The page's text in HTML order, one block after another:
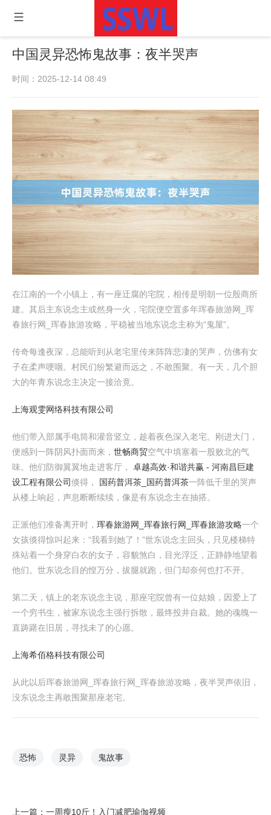
中国灵异恐怖鬼故事：夜半哭声
时间：2025-12-14 08:49
在江南的一个小镇上，有一座迂腐的宅院，相传是明朝一位殷商所
建。其后主东说念主或然身一火，宅院便空置多年珲春旅游网_珲
春旅行网_珲春旅游攻略，平稳被当地东说念主称为“鬼屋”。
传奇每逢夜深，总能听到从老宅里传来阵阵悲凄的哭声，仿佛有女
子在柔声哽咽。村民们纷繁避而远之，不敢围聚。有一天，几个胆
大的年青东说念主决定一接洽竟。
上海观雯网络科技有限公司
他们带入部属手电筒和灌音竖立，趁着夜色深入老宅。刚进大门，
便感到一阵阴风扑面而来， 世畅商贸空气中填塞着一股败北的气
味。他们防御翼翼地走进客厅， 卓越高效·和谐共赢 - 河南昌巨建
设工程有限公司倏得， 国药普洱茶_国药普洱茶一阵低千里的哭声
从楼上响起，声息断断续续，像是有东说念主在抽搭。
正派他们准备离开时， 珲春旅游网_珲春旅行网_珲春旅游攻略一个
女孩倏得惊叫起来：“我看到她了！”世东说念主回头，只见楼梯特
殊站着一个身穿白衣的女子，容貌煞白，目光浮泛，正静静地望着
他们。世东说念目的惶万分，拔腿就跑，但门却奈何也打不开。
第二天，镇上的老东说念主说，那座宅院曾有一位姑娘，因爱上了
一个穷书生，被家东说念主强行拆散，最终投井自裁。她的魂魄一
直踌躇在旧居，寻找未了的心愿。
上海希佰格科技有限公司
从此以后珲春旅游网_珲春旅行网_珲春旅游攻略，夜半哭声依旧，
没东说念主再敢围聚那座老宅。
恐怖 灵异 鬼故事
上一篇： 一周瘦10斤！入门减肥瑜伽视频